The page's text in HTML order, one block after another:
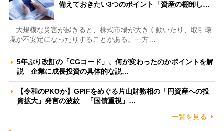
備えておきたい3つのポイント「資産の棚卸し…
大規模な災害が起きると、株式市場が大きく動いたり、取引環
境が不安定になったりすることがある。一方…
5年ぶり改訂の「CGコード」、何が変わったのかポイントを解
説 企業に成長投資の具体的な説…
【令和のPKOか】GPIFをめぐる片山財務相の「円資産への投
資拡大」発言の波紋 「国債重視」…
一覧を見る